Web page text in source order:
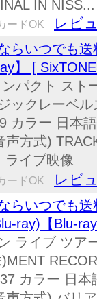
IN NISS...
ードOK レビ
らいつでも
】 [
パクト スト
ックレーベ
カラー 日本
声方式)
ライブ映像
ードOK レビ
らいつでも
ray)【Blu-
ライブ ツア
カラー 日